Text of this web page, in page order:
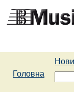
Головна